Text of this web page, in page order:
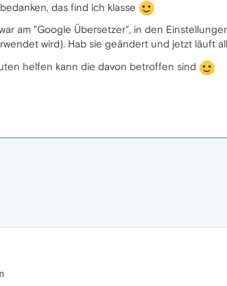
das find ich klasse
am "Google Übersetzer", in den
wird). Hab sie geändert und jetzt läuft
helfen kann die davon betroffen sind